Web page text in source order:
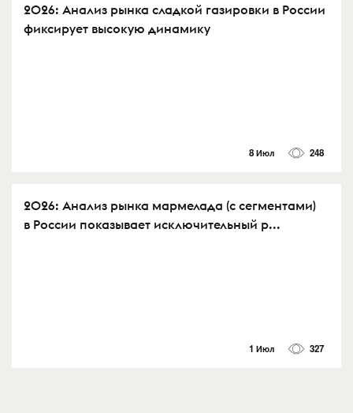
2026: Анализ рынка сладкой газировки в России
фиксирует высокую динамику
8 Июл 248
2026: Анализ рынка мармелада (с сегментами)
в России показывает исключительный р...
1 Июл 327